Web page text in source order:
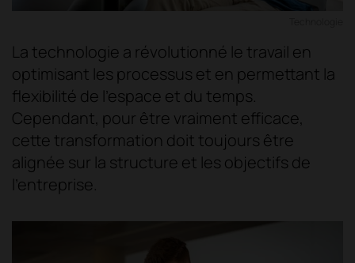
La technologie a révolutionné le travail en
optimisant les processus et en permettant la
flexibilité de l'espace et du temps.
Cependant, pour être vraiment efficace,
cette transformation doit toujours être
alignée sur la structure et les objectifs de
l'entreprise.